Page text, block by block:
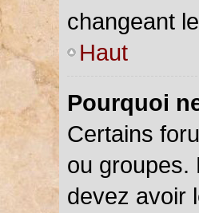
changeant
Haut
Pourquoi
Certains
ou groupes.
devez avoir